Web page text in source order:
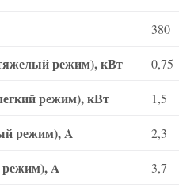
380
режим), кВт 0,75
режим), кВт 1,5
режим), A 2,3
A 3,7